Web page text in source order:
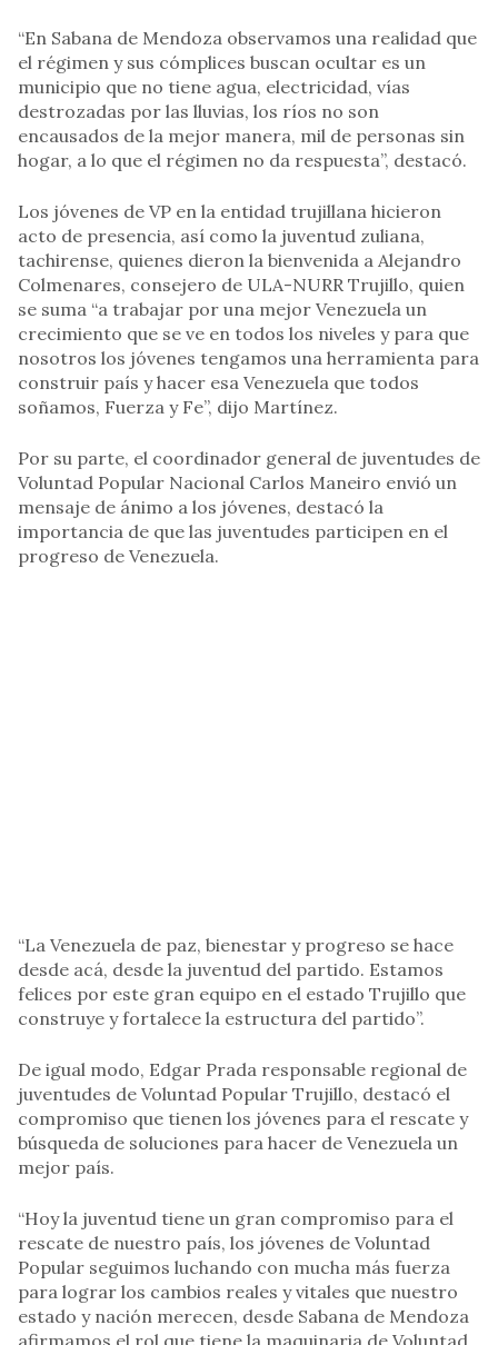
“En Sabana de Mendoza observamos una realidad que
el régimen y sus cómplices buscan ocultar es un
municipio que no tiene agua, electricidad, vías
destrozadas por las lluvias, los ríos no son
encausados de la mejor manera, mil de personas sin
hogar, a lo que el régimen no da respuesta”, destacó.
Los jóvenes de VP en la entidad trujillana hicieron
acto de presencia, así como la juventud zuliana,
tachirense, quienes dieron la bienvenida a Alejandro
Colmenares, consejero de ULA-NURR Trujillo, quien
se suma “a trabajar por una mejor Venezuela un
crecimiento que se ve en todos los niveles y para que
nosotros los jóvenes tengamos una herramienta para
construir país y hacer esa Venezuela que todos
soñamos, Fuerza y Fe”, dijo Martínez.
Por su parte, el coordinador general de juventudes de
Voluntad Popular Nacional Carlos Maneiro envió un
mensaje de ánimo a los jóvenes, destacó la
importancia de que las juventudes participen en el
progreso de Venezuela.
“La Venezuela de paz, bienestar y progreso se hace
desde acá, desde la juventud del partido. Estamos
felices por este gran equipo en el estado Trujillo que
construye y fortalece la estructura del partido”.
De igual modo, Edgar Prada responsable regional de
juventudes de Voluntad Popular Trujillo, destacó el
compromiso que tienen los jóvenes para el rescate y
búsqueda de soluciones para hacer de Venezuela un
mejor país.
“Hoy la juventud tiene un gran compromiso para el
rescate de nuestro país, los jóvenes de Voluntad
Popular seguimos luchando con mucha más fuerza
para lograr los cambios reales y vitales que nuestro
estado y nación merecen, desde Sabana de Mendoza